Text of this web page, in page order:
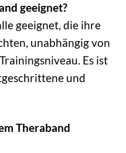
geeignet?
geeignet, die ihre
unabhängig von
Es ist
und
Theraband